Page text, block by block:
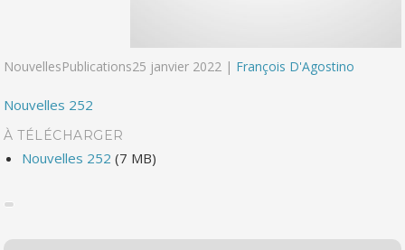
NouvellesPublications25 janvier 2022 | François D'Agostino
Nouvelles 252
À TÉLÉCHARGER
Nouvelles 252 (7 MB)